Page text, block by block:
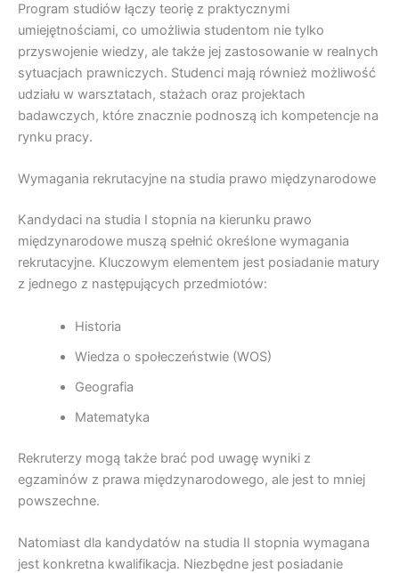
Program studiów łączy teorię z praktycznymi
umiejętnościami, co umożliwia studentom nie tylko
przyswojenie wiedzy, ale także jej zastosowanie w realnych
sytuacjach prawniczych. Studenci mają również możliwość
udziału w warsztatach, stażach oraz projektach
badawczych, które znacznie podnoszą ich kompetencje na
rynku pracy.
Wymagania rekrutacyjne na studia prawo międzynarodowe
Kandydaci na studia I stopnia na kierunku prawo
międzynarodowe muszą spełnić określone wymagania
rekrutacyjne. Kluczowym elementem jest posiadanie matury
z jednego z następujących przedmiotów:
Historia
Wiedza o społeczeństwie (WOS)
Geografia
Matematyka
Rekruterzy mogą także brać pod uwagę wyniki z
egzaminów z prawa międzynarodowego, ale jest to mniej
powszechne.
Natomiast dla kandydatów na studia II stopnia wymagana
jest konkretna kwalifikacja. Niezbędne jest posiadanie